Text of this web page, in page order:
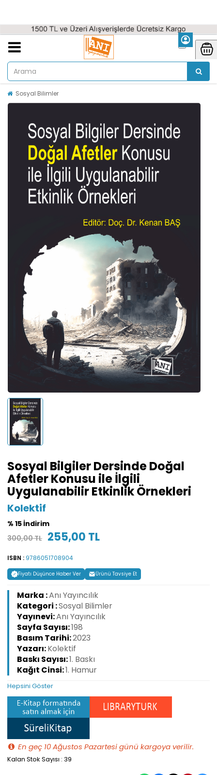
Sosyal Bilimler
Sosyal Bilgiler Dersinde Doğal
Afetler Konusu ile İlgili
Uygulanabilir Etkinlik Örnekleri
Kolektif
% 15 İndirim
300,00 TL 255,00 TL
ISBN : 9786051708904
Fiyatı Düşünce Haber Ver Ürünü Tavsiye Et
Marka :Anı Yayıncılık
Kategori :Sosyal Bilimler
Yayınevi:Anı Yayıncılık
Sayfa Sayısı:198
Basım Tarihi:2023
Yazarı:Kolektif
Baskı Sayısı:1. Baskı
Kağıt Cinsi:1. Hamur
Hepsini Göster
En geç 10 Ağustos Pazartesi günü kargoya verilir.
Kalan Stok Sayısı : 39